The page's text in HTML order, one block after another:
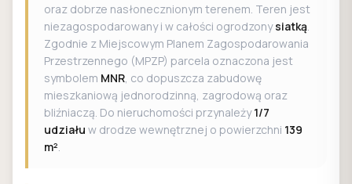
oraz dobrze nasłonecznionym terenem. Teren jest
niezagospodarowany i w całości ogrodzonysiatką.
Zgodnie z Miejscowym Planem Zagospodarowania
Przestrzennego (MPZP) parcela oznaczona jest
symbolem MNR, co dopuszcza zabudowę
mieszkaniową jednorodzinną, zagrodową oraz
bliźniaczą. Do nieruchomości przynależy1/7
udziału w drodze wewnętrznej o powierzchni 139
m².